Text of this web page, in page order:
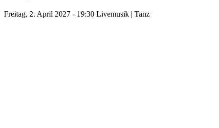
Freitag, 2. April 2027 - 19:30 Livemusik | Tanz